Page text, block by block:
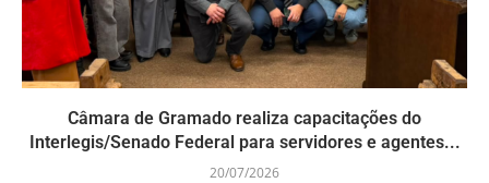
Câmara de Gramado realiza capacitações do
Interlegis/Senado Federal para servidores e agentes...
20/07/2026